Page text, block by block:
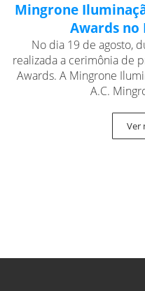
Mingrone
Awards no
No dia 19 de agosto,
realizada a cerimônia de
Awards. A Mingrone
A.C.
Ver